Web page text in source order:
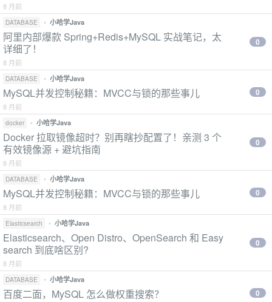
8 月前
DATABASE • 小哈学Java
阿里内部爆款 Spring+Redis+MySQL 实战笔记，太
详细了！
8 月前
0
DATABASE • 小哈学Java
MySQL并发控制秘籍：MVCC与锁的那些事儿
8 月前
0
docker • 小哈学Java
Docker 拉取镜像超时？别再瞎抄配置了！亲测 3 个
有效镜像源 + 避坑指南
8 月前
0
DATABASE • 小哈学Java
MySQL并发控制秘籍：MVCC与锁的那些事儿
8 月前
0
Elasticsearch • 小哈学Java
Elasticsearch、Open Distro、OpenSearch 和 Easy
search 到底啥区别?
8 月前
0
DATABASE • 小哈学Java
百度二面，MySQL 怎么做权重搜索？ 0